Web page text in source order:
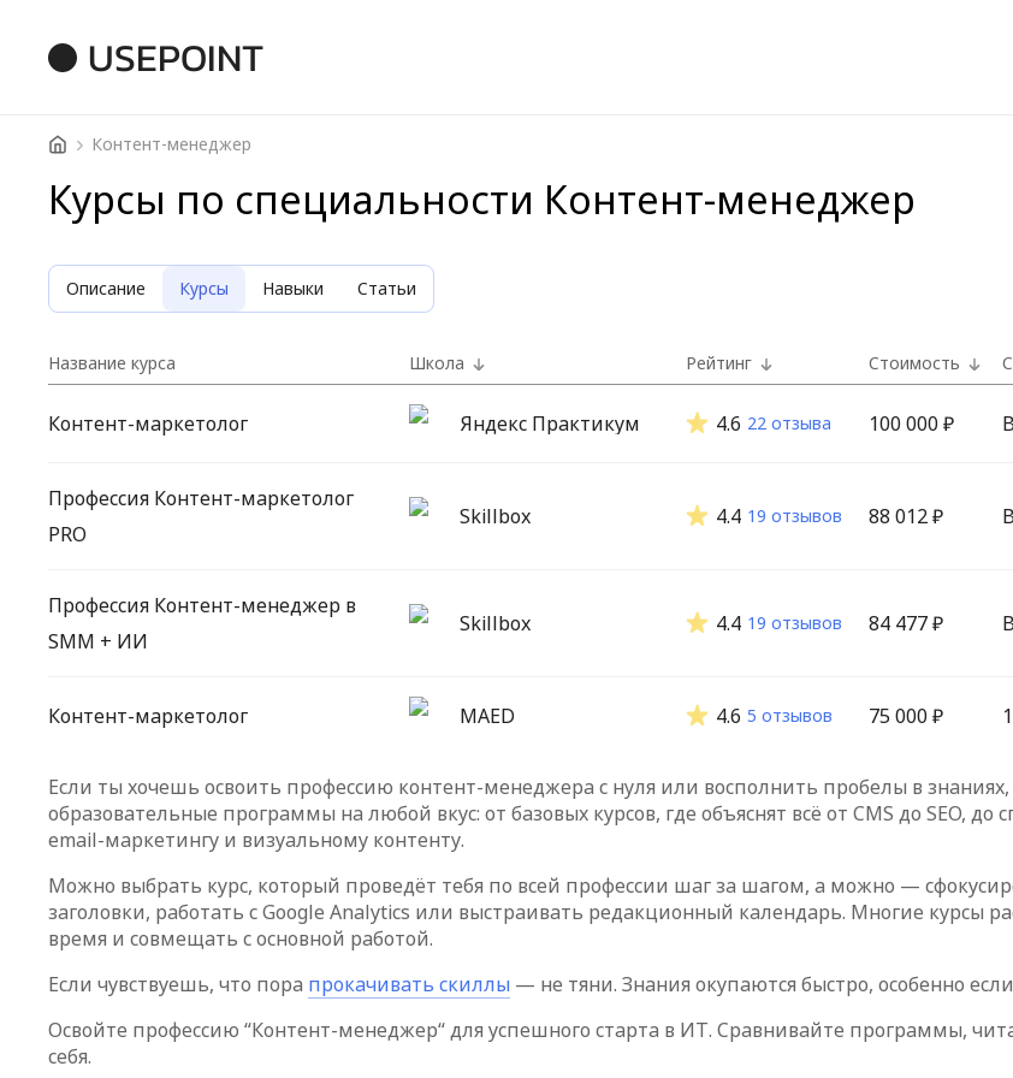
USEPOINT
Контент-менеджер
Курсы по специальности Контент-менеджер
Описание Курсы Навыки Статьи
Название курса Школа Рейтинг Стоимость
Контент-маркетолог Яндекс Практикум 4.6 22 отзыва 100 000 ₽
Профессия Контент-маркетолог
PRO
Skillbox 4.4 19 отзывов 88 012 ₽
Профессия Контент-менеджер в
SMM + ИИ
Skillbox 4.4 19 отзывов 84 477 ₽
Контент-маркетолог MAED 4.6 5 отзывов 75 000 ₽
Если ты хочешь освоить профессию контент-менеджера с нуля или восполнить пробелы в
образовательные программы на любой вкус: от базовых курсов, где объяснят всё от CMS до SEO,
email-маркетингу и визуальному контенту.
Можно выбрать курс, который проведёт тебя по всей профессии шаг за шагом, а можно —
заголовки, работать с Google Analytics или выстраивать редакционный календарь. Многие курсы
время и совмещать с основной работой.
Если чувствуешь, что пора прокачивать скиллы — не тяни. Знания окупаются быстро, особенно
Освойте профессию “Контент-менеджер“ для успешного старта в ИТ. Сравнивайте программы,
себя.